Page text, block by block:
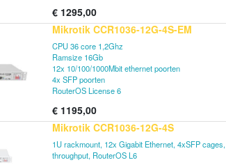
€ 1295,00
Mikrotik CCR1036-12G-4S-EM
CPU 36 core 1,2Ghz
Ramsize 16Gb
12x 10/100/1000Mbit ethernet poorten
4x SFP poorten
RouterOS License 6
€ 1195,00
Mikrotik CCR1036-12G-4S
1U rackmount, 12x Gigabit Ethernet, 4xSFP
throughput, RouterOS L6